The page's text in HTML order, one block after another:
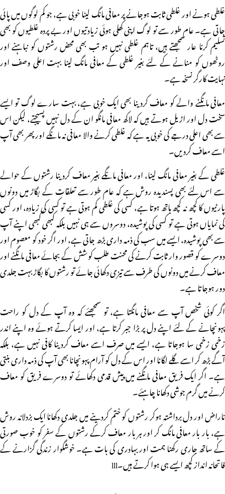
غلطی ہونے اور غلطی ثابت ہوجانے پر معافی مانگ لینا خوبی ہے، جو کم لوگوں میں پائی
جاتی ہے۔ عام طور سے تو لوگ اپنی کھلی ہوئی زیادتیوں اور بے پردہ غلطیوں کو بھی
تسلیم کرنا عار سمجھتے ہیں، تاہم غلطی نہیں ہو تب بھی محض رشتوں کو نباہنے اور
روٹھوں کو منانے کے لئے بغیر غلطی کے معافی مانگ لینا بہت اعلی وصف اور
نہایت کارگر نسخہ ہے۔
معافی مانگنے والے کو معاف کردینا بھی ایک خوبی ہے، بہت سارے لوگ تو ایسے
سخت دل اور اڑیل ہوتے ہیں کہ لاکھ معافی مانگو ان کے دل نہیں پسیجتے، لیکن اس
سے بھی اعلی درجے کی خوبی یہ ہے کہ غلطی کرنے والا معافی نہ مانگے اور پھر بھی آپ
اسے معاف کردیں۔
غلطی کے بغیر معافی مانگ لینا، اور معافی مانگے بغیر معاف کردینا رشتوں کے حوالے
سے اس لئے بھی پسندیدہ روش ہے کہ عام طور سے تعلقات کے بگاڑ میں دونوں
پارٹیوں کا کچھ نہ کچھ ہاتھ ہوتا ہے، کسی کی غلطی کم ہوتی ہے تو کسی کی زیادہ، اور کسی
کی نمایاں ہوتی ہے تو کسی کی پوشیدہ، دوسروں سے ہی نہیں بلکہ کبھی کبھی اپنے آپ
سے بھی پوشیدہ، ایسے میں سب کی ذمہ داری بڑھ جاتی ہے، اور اگر خود کو معصوم اور
دوسرے کو قصور وار ثابت کرنے کی محنت طلب کوشش کے بجائے معافی مانگنے اور
معاف کرنے میں دونوں کی طرف سے تیزی دکھائی جائے تو رشتوں کا بگاڑ بہت جلدی
دور ہوجاتا ہے۔
اگر کوئی شخص آپ سے معافی مانگتا ہے، تو سمجھئے کہ وہ آپ کے دل کو راحت
پہونچانے کے لئے اپنے دل پر بڑا جبر کرتا ہے، اور ایسا کرتے ہوئے وہ اپنے اندر
زخمی زخمی سا ہوجاتا ہے، ایسے میں صرف اسے معاف کردینا کافی نہیں ہے، بلکہ
آگے بڑھ کر اسے گلے لگانا اور اس کے دل کو آرام پہونچانا بھی آپ کی ذمہ داری بنتی
ہے۔ اگر ایک فریق معافی مانگنے میں پیش قدمی دکھائے تو دوسرے فریق کو معاف
کرنے میں گرم جوشی دکھانا چاہئے۔
ناراض اور دل برداشتہ ہوکر رشتوں کو ختم کردینے میں جلدی دکھانا ایک بزدلانہ روش
ہے، بار بار معافی مانگ کر اور ہر بار معاف کرکے رشتوں کے سفر کو خوب صورتی
کے ساتھ جاری رکھنا ہمت اور بہادری کی بات ہے۔ خوشگوار زندگی گزارنے کے
فاتحانہ انداز کچھ ایسے ہی ہوا کرتے ہیں۔lll